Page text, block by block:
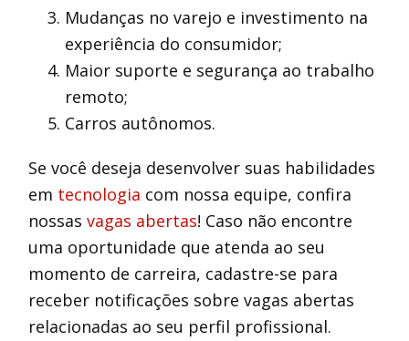
Mudanças no varejo e investimento na
experiência do consumidor;
Maior suporte e segurança ao trabalho
remoto;
Carros autônomos.
Se você deseja desenvolver suas habilidades
em tecnologia com nossa equipe, confira
nossasvagas abertas! Caso não encontre
uma oportunidade que atenda ao seu
momento de carreira, cadastre-se para
receber notificações sobre vagas abertas
relacionadas ao seu perfil profissional.